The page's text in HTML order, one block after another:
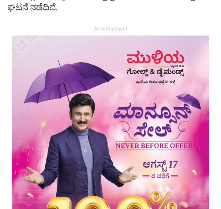
ಘಟನೆ ನಡೆದಿದೆ.
Advertisement